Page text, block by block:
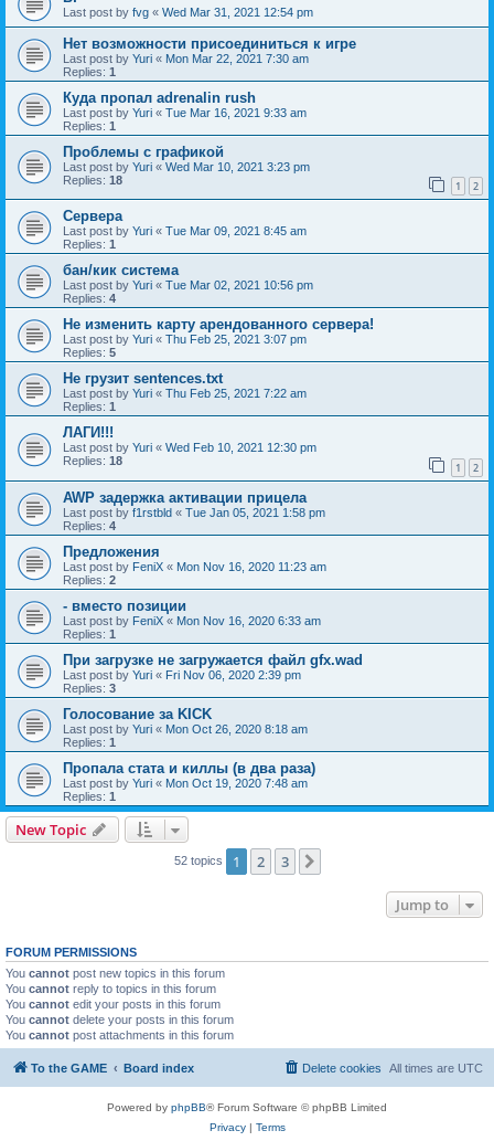
Last post by fvg « Wed Mar 31, 2021 12:54 pm
Нет возможности присоединиться к игре
Last post by Yuri « Mon Mar 22, 2021 7:30 am
Replies: 1
Куда пропал adrenalin rush
Last post by Yuri « Tue Mar 16, 2021 9:33 am
Replies: 1
Проблемы с графикой
Last post by Yuri « Wed Mar 10, 2021 3:23 pm
Replies: 18 1 2
Сервера
Last post by Yuri « Tue Mar 09, 2021 8:45 am
Replies: 1
бан/кик система
Last post by Yuri « Tue Mar 02, 2021 10:56 pm
Replies: 4
Не изменить карту арендованного сервера!
Last post by Yuri « Thu Feb 25, 2021 3:07 pm
Replies: 5
Не грузит sentences.txt
Last post by Yuri « Thu Feb 25, 2021 7:22 am
Replies: 1
ЛАГИ!!!
Last post by Yuri « Wed Feb 10, 2021 12:30 pm
Replies: 18 1 2
AWP задержка активации прицела
Last post by f1rstbld « Tue Jan 05, 2021 1:58 pm
Replies: 4
Предложения
Last post by FeniX « Mon Nov 16, 2020 11:23 am
Replies: 2
- вместо позиции
Last post by FeniX « Mon Nov 16, 2020 6:33 am
Replies: 1
При загрузке не загружается файл gfx.wad
Last post by Yuri « Fri Nov 06, 2020 2:39 pm
Replies: 3
Голосование за KICK
Last post by Yuri « Mon Oct 26, 2020 8:18 am
Replies: 1
Пропала стата и киллы (в два раза)
Last post by Yuri « Mon Oct 19, 2020 7:48 am
Replies: 1
New Topic
52 topics 1 2 3
Jump to
FORUM PERMISSIONS
You cannot post new topics in this forum
You cannot reply to topics in this forum
You cannot edit your posts in this forum
You cannot delete your posts in this forum
You cannot post attachments in this forum
To the GAME Board index All times are UTC
Delete cookies
Powered by phpBB® Forum Software © phpBB Limited
Privacy| Terms